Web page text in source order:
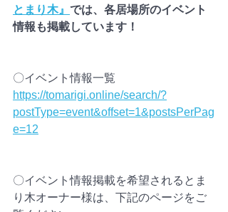
とまり木』 では、各居場所のイベント
情報も掲載しています！
〇イベント情報一覧
https://tomarigi.online/search/?
postType=event&offset=1&postsPerPag
e=12
〇イベント情報掲載を希望されるとま
り木オーナー様は、下記のページをご